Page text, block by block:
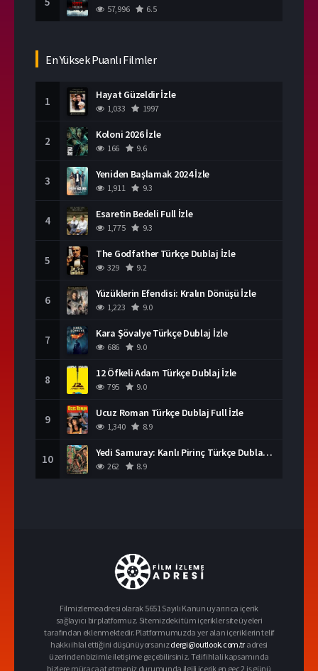
57,996 6.5
En Yüksek Puanlı Filmler
1 Hayat Güzeldir İzle
1,033 1997
2 Koloni 2026 İzle
166 9.6
3 Yeniden Başlamak 2024 İzle
1,911 9.3
4 Esaretin Bedeli Full İzle
1,775 9.3
5 The Godfather Türkçe Dublaj İzle
329 9.2
6 Yüzüklerin Efendisi: Kralın Dönüşü İzle
1,223 9.0
7 Kara Şövalye Türkçe Dublaj İzle
686 9.0
8 12 Öfkeli Adam Türkçe Dublaj İzle
795 9.0
9 Ucuz Roman Türkçe Dublaj Full İzle
1,340 8.9
10 Yedi Samuray: Kanlı Pirinç Türkçe Dublaj İzle
262 8.9
Filmizlemeadresi olarak 5651 Sayılı Kanun uyarınca içerik
sağlayıcı bir platformuz. Sitemizdeki tüm içerikler site üyeleri
tarafından eklenmektedir. Platformumuzda yer alan içeriklerin telif
hakkı ihlal ettiğini düşünüyorsanızdergi@outlook.com.tr adresi
üzerinden bizimle iletişime geçebilirsiniz. Telif ihlali kapsamında
bizlere müracaat etmeniz durumunda ilgili içerik en geç 2 iş günü